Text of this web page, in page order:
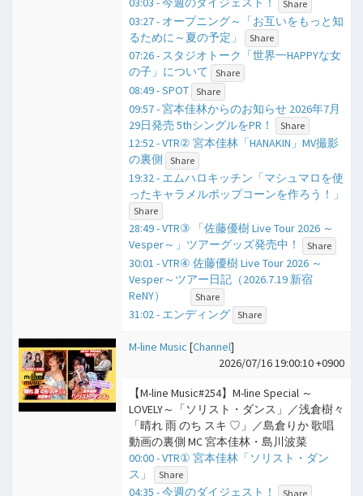
Share
03:27 - オープニング～「お互いをもっと知
るために～夏の予定」
Share
07:26 - スタジオトーク「世界一HAPPYな女
の子」について
Share
08:49 - SPOT Share
09:57 - 宮本佳林からのお知らせ 2026年7月
29日発売 5thシングルをPR！
Share
12:52 - VTR② 宮本佳林「HANAKIN」MV撮影
の裏側
Share
19:32 - エムハロキッチン「マシュマロを使
ったキャラメルポップコーンを作ろう！」
Share
28:49 - VTR③ 「佐藤優樹 Live Tour 2026 ～
Vesper～」ツアーグッズ発売中！
Share
30:01 - VTR④ 佐藤優樹 Live Tour 2026 ～
Vesper～ツアー日記（2026.7.19 新宿
ReNY）
Share
31:02 - エンディング Share
M-line Music [Channel]
2026/07/16 19:00:10 +0900
【M-line Music#254】M-line Special ～
LOVELY～「ソリスト・ダンス」／浅倉樹々
「晴れ 雨 のち スキ ♡」／島倉りか 歌唱
動画の裏側 MC 宮本佳林・島川波菜
00:00 - VTR① 宮本佳林「ソリスト・ダン
ス」
Share
04:35 - 今週のダイジェスト！ Share